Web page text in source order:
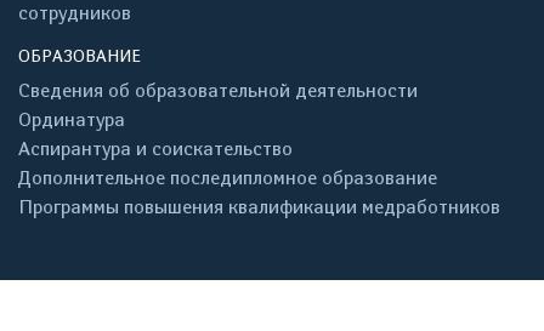
сотрудников
ОБРАЗОВАНИЕ
Сведения об образовательной деятельности
Ординатура
Аспирантура и соискательство
Дополнительное последипломное образование
Программы повышения квалификации медработников